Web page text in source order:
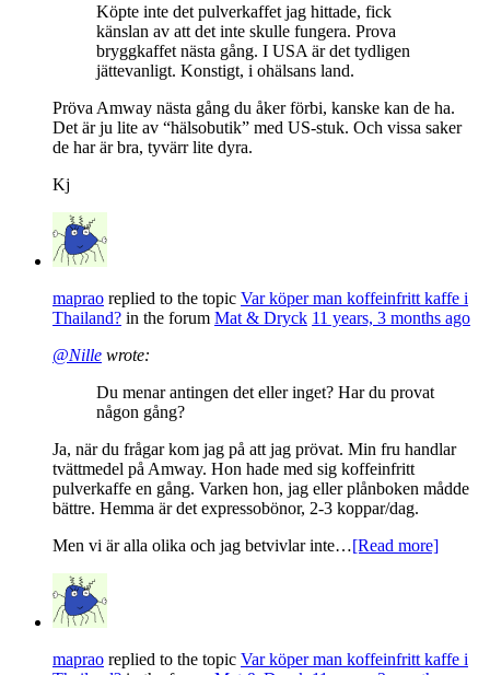
Köpte inte det pulverkaffet jag hittade, fick
känslan av att det inte skulle fungera. Prova
bryggkaffet nästa gång. I USA är det tydligen
jättevanligt. Konstigt, i ohälsans land.
Pröva Amway nästa gång du åker förbi, kanske kan de ha.
Det är ju lite av “hälsobutik” med US-stuk. Och vissa saker
de har är bra, tyvärr lite dyra.
Kj
maprao replied to the topic Var köper man koffeinfritt kaffe i
Thailand? in the forum Mat & Dryck 11 years, 3 months ago
@Nille wrote:
Du menar antingen det eller inget? Har du provat
någon gång?
Ja, när du frågar kom jag på att jag prövat. Min fru handlar
tvättmedel på Amway. Hon hade med sig koffeinfritt
pulverkaffe en gång. Varken hon, jag eller plånboken mådde
bättre. Hemma är det expressobönor, 2-3 koppar/dag.
Men vi är alla olika och jag betvivlar inte…[Read more]
maprao replied to the topic Var köper man koffeinfritt kaffe i